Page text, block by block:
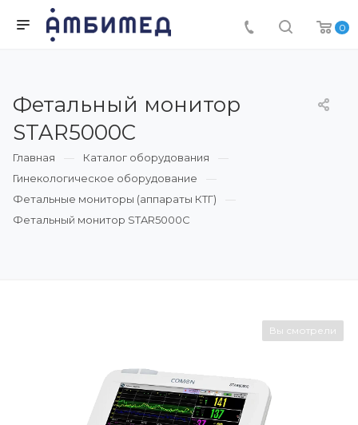
0
Фетальный монитор
STAR5000С
Главная
Каталог оборудования
Гинекологическое оборудование
Фетальные мониторы (аппараты КТГ)
Фетальный монитор STAR5000С
Вы смотрели